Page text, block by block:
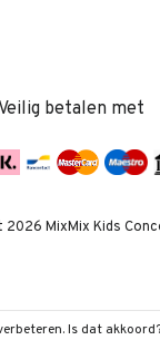
Veilig betalen met
2026 MixMix Kids
Is dat